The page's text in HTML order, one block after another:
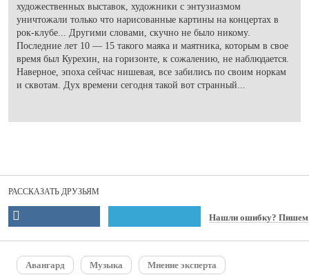
художественных выставок, художники с энтузиазмом
уничтожали только что нарисованные картины на концертах в
рок-клубе... Другими словами, скучно не было никому.
Последние лет 10 — 15 такого маяка и маятника, которым в свое
время был Курехин, на горизонте, к сожалению, не наблюдается.
Наверное, эпоха сейчас нишевая, все забились по своим норкам
и сквотам. Дух времени сегодня такой вот странный...
РАССКАЗАТЬ ДРУЗЬЯМ
Нашли ошибку? Пишем
Авангард Музыка Мнение эксперта